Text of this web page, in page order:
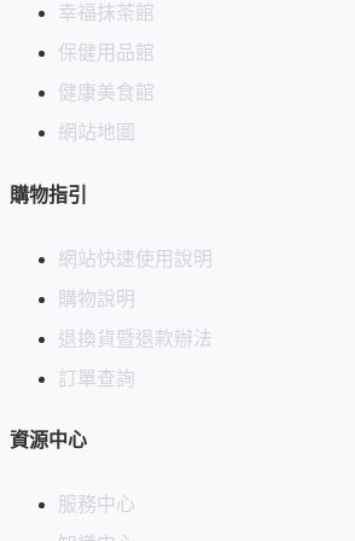
附贈提帶設計，輕鬆攜帶，更具時尚感
幸福抹茶館
保健用品館
健康美食館
網站地圖
購物指引
網站快速使用說明
購物說明
退換貨暨退款辦法
訂單查詢
資源中心
服務中心